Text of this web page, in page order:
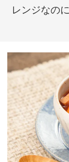
レンジなの